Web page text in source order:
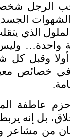
الرجل
الذي
واحدة…
أولا وقبل
في خصائص
عاطفة
بل إنه
من مشاعر